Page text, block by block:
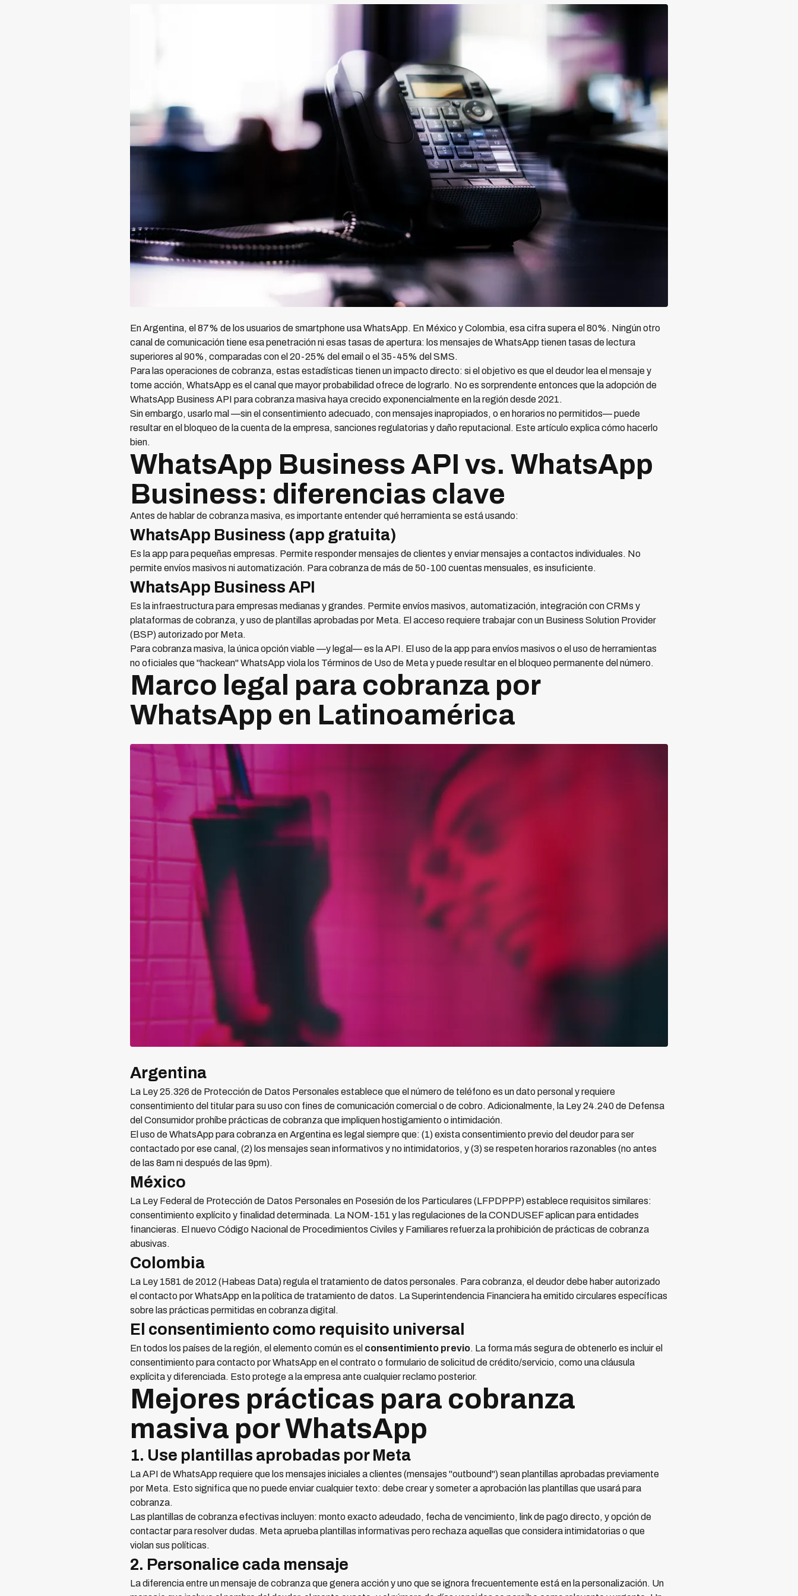
En Argentina, el 87% de los usuarios de smartphone usa WhatsApp. En México y Colombia, esa cifra supera el 80%. Ningún otro
canal de comunicación tiene esa penetración ni esas tasas de apertura: los mensajes de WhatsApp tienen tasas de lectura
superiores al 90%, comparadas con el 20-25% del email o el 35-45% del SMS.
Para las operaciones de cobranza, estas estadísticas tienen un impacto directo: si el objetivo es que el deudor lea el mensaje y
tome acción, WhatsApp es el canal que mayor probabilidad ofrece de lograrlo. No es sorprendente entonces que la adopción de
WhatsApp Business API para cobranza masiva haya crecido exponencialmente en la región desde 2021.
Sin embargo, usarlo mal —sin el consentimiento adecuado, con mensajes inapropiados, o en horarios no permitidos— puede
resultar en el bloqueo de la cuenta de la empresa, sanciones regulatorias y daño reputacional. Este artículo explica cómo hacerlo
bien.
WhatsApp Business API vs. WhatsApp
Business: diferencias clave
Antes de hablar de cobranza masiva, es importante entender qué herramienta se está usando:
WhatsApp Business (app gratuita)
Es la app para pequeñas empresas. Permite responder mensajes de clientes y enviar mensajes a contactos individuales. No
permite envíos masivos ni automatización. Para cobranza de más de 50-100 cuentas mensuales, es insuficiente.
WhatsApp Business API
Es la infraestructura para empresas medianas y grandes. Permite envíos masivos, automatización, integración con CRMs y
plataformas de cobranza, y uso de plantillas aprobadas por Meta. El acceso requiere trabajar con un Business Solution Provider
(BSP) autorizado por Meta.
Para cobranza masiva, la única opción viable —y legal— es la API. El uso de la app para envíos masivos o el uso de herramientas
no oficiales que "hackean" WhatsApp viola los Términos de Uso de Meta y puede resultar en el bloqueo permanente del número.
Marco legal para cobranza por
WhatsApp en Latinoamérica
Argentina
La Ley 25.326 de Protección de Datos Personales establece que el número de teléfono es un dato personal y requiere
consentimiento del titular para su uso con fines de comunicación comercial o de cobro. Adicionalmente, la Ley 24.240 de Defensa
del Consumidor prohíbe prácticas de cobranza que impliquen hostigamiento o intimidación.
El uso de WhatsApp para cobranza en Argentina es legal siempre que: (1) exista consentimiento previo del deudor para ser
contactado por ese canal, (2) los mensajes sean informativos y no intimidatorios, y (3) se respeten horarios razonables (no antes
de las 8am ni después de las 9pm).
México
La Ley Federal de Protección de Datos Personales en Posesión de los Particulares (LFPDPPP) establece requisitos similares:
consentimiento explícito y finalidad determinada. La NOM-151 y las regulaciones de la CONDUSEF aplican para entidades
financieras. El nuevo Código Nacional de Procedimientos Civiles y Familiares refuerza la prohibición de prácticas de cobranza
abusivas.
Colombia
La Ley 1581 de 2012 (Habeas Data) regula el tratamiento de datos personales. Para cobranza, el deudor debe haber autorizado
el contacto por WhatsApp en la política de tratamiento de datos. La Superintendencia Financiera ha emitido circulares específicas
sobre las prácticas permitidas en cobranza digital.
El consentimiento como requisito universal
En todos los países de la región, el elemento común es el consentimiento previo. La forma más segura de obtenerlo es incluir el
consentimiento para contacto por WhatsApp en el contrato o formulario de solicitud de crédito/servicio, como una cláusula
explícita y diferenciada. Esto protege a la empresa ante cualquier reclamo posterior.
Mejores prácticas para cobranza
masiva por WhatsApp
1. Use plantillas aprobadas por Meta
La API de WhatsApp requiere que los mensajes iniciales a clientes (mensajes "outbound") sean plantillas aprobadas previamente
por Meta. Esto significa que no puede enviar cualquier texto: debe crear y someter a aprobación las plantillas que usará para
cobranza.
Las plantillas de cobranza efectivas incluyen: monto exacto adeudado, fecha de vencimiento, link de pago directo, y opción de
contactar para resolver dudas. Meta aprueba plantillas informativas pero rechaza aquellas que considera intimidatorias o que
violan sus políticas.
2. Personalice cada mensaje
La diferencia entre un mensaje de cobranza que genera acción y uno que se ignora frecuentemente está en la personalización. Un